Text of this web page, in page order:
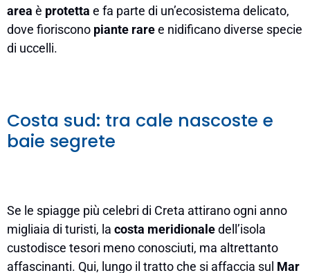
area è protetta e fa parte di un’ecosistema delicato,
dove fioriscono piante raree nidificano diverse specie
di uccelli.
Costa sud: tra cale nascoste e
baie segrete
Se le spiagge più celebri di Creta attirano ogni anno
migliaia di turisti, la costa meridionaledell’isola
custodisce tesori meno conosciuti, ma altrettanto
affascinanti. Qui, lungo il tratto che si affaccia sul Mar